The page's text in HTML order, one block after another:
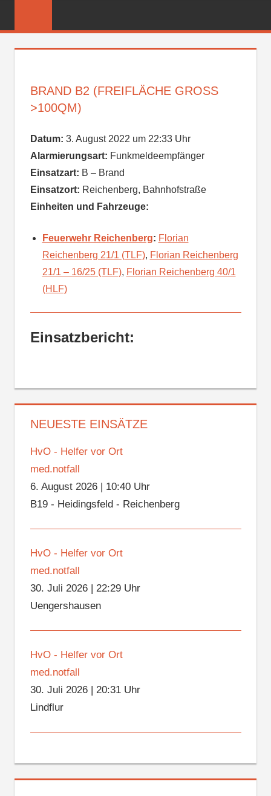
FEUERWEHR
BRAND B2 (FREIFLÄCHE GROSS >
100QM)
Datum: 3. August 2022 um 22:33 Uhr
Alarmierungsart: Funkmeldeempfänger
Einsatzart: B – Brand
Einsatzort: Reichenberg, Bahnhofstraße
Einheiten und Fahrzeuge:
Feuerwehr Reichenberg: Florian
Reichenberg 21/1 (TLF), Florian Reichenberg
21/1 – 16/25 (TLF), Florian Reichenberg 40/1
(HLF)
Einsatzbericht:
NEUESTE EINSÄTZE
HvO - Helfer vor Ort
med.notfall
6. August 2026| 10:40 Uhr
B19 - Heidingsfeld - Reichenberg
HvO - Helfer vor Ort
med.notfall
30. Juli 2026| 22:29 Uhr
Uengershausen
HvO - Helfer vor Ort
med.notfall
30. Juli 2026| 20:31 Uhr
Lindflur